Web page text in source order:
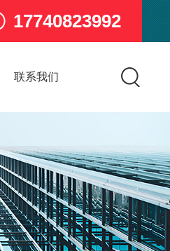
17740823992
联系我们